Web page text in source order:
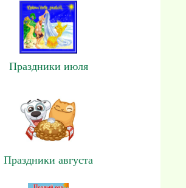
Праздники июля
Праздники августа